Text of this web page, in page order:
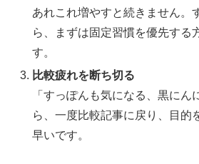
あれこれ増やすと続きません。
ら、まずは固定習慣を優先する
す。
比較疲れを断ち切る
「すっぽんも気になる、黒に
ら、一度比較記事に戻り、目的
早いです。